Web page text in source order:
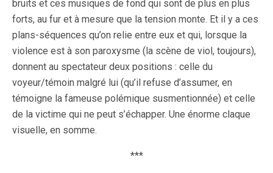
bruits et ces musiques de fond qui sont de plus en plus
forts, au fur et à mesure que la tension monte. Et il y a ces
plans-séquences qu’on relie entre eux et qui, lorsque la
violence est à son paroxysme (la scène de viol, toujours),
donnent au spectateur deux positions : celle du
voyeur/témoin malgré lui (qu’il refuse d’assumer, en
témoigne la fameuse polémique susmentionnée) et celle
de la victime qui ne peut s’échapper. Une énorme claque
visuelle, en somme.
***